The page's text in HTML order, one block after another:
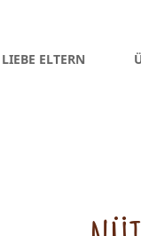
ELTERN